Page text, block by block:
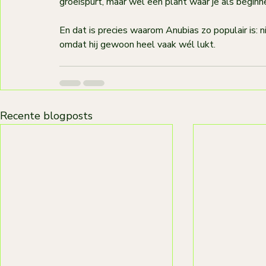
En dat is precies waarom Anubias zo populair
omdat hij gewoon heel vaak wél lukt.
Recente blogposts